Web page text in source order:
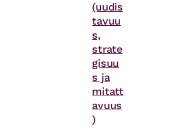
(uudis
tavuu
s,
strate
gisuu
s ja
mitatt
avuus
)